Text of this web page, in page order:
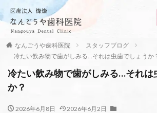
なんごうや歯科医院
スタッフブログ
冷たい飲み物で歯がしみる…それは虫歯でしょうか
冷たい飲み物で歯がしみる…それは
か？
2026年6月8日 2026年6月2日